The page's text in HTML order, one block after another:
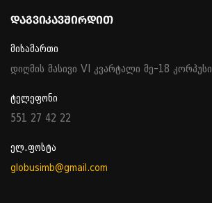
ᲓᲐᲒᲕᲘᲙᲐᲕᲨᲘᲠᲓᲘᲗ
მისამართი
დიღმის მასივი VI კვარტალი მე-18 კორპუსი
ტელეფონი
551 27 42 22
ელ.ფოსტა
globusimb@gmail.com